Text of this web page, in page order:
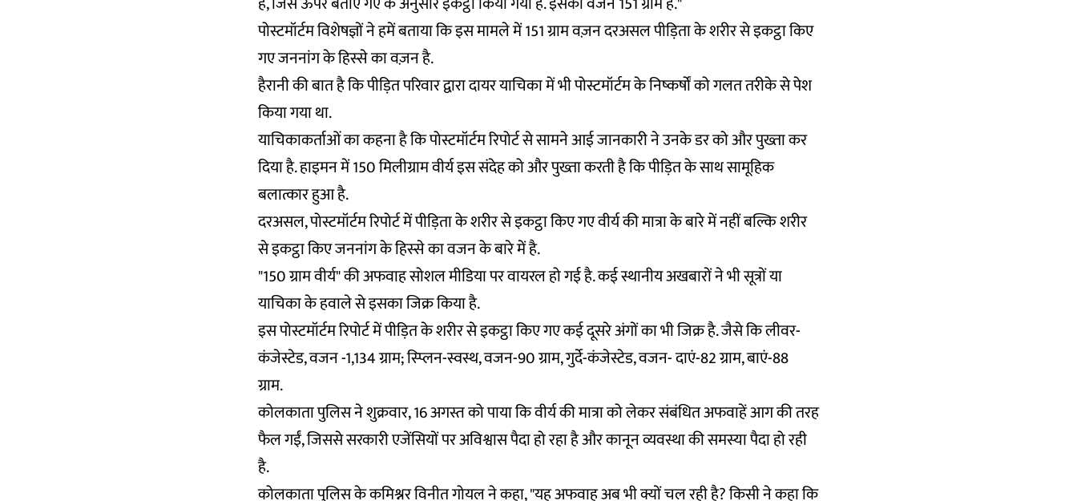
पोस्टमॉर्टम विशेषज्ञों ने हमें बताया कि इस मामले में 151 ग्राम वज़न दरअसल पीड़िता के शरीर से इकट्ठा किए
गए जननांग के हिस्से का वज़न है.
हैरानी की बात है कि पीड़ित परिवार द्वारा दायर याचिका में भी पोस्टमॉर्टम के निष्कर्षों को गलत तरीके से पेश
किया गया था.
याचिकाकर्ताओं का कहना है कि पोस्टमॉर्टम रिपोर्ट से सामने आई जानकारी ने उनके डर को और पुख्ता कर
दिया है. हाइमन में 150 मिलीग्राम वीर्य इस संदेह को और पुख्ता करती है कि पीड़ित के साथ सामूहिक
बलात्कार हुआ है.
दरअसल, पोस्टमॉर्टम रिपोर्ट में पीड़िता के शरीर से इकट्ठा किए गए वीर्य की मात्रा के बारे में नहीं बल्कि शरीर
से इकट्ठा किए जननांग के हिस्से का वजन के बारे में है.
"150 ग्राम वीर्य" की अफवाह सोशल मीडिया पर वायरल हो गई है. कई स्थानीय अखबारों ने भी सूत्रों या
याचिका के हवाले से इसका जिक्र किया है.
इस पोस्टमॉर्टम रिपोर्ट में पीड़ित के शरीर से इकट्ठा किए गए कई दूसरे अंगों का भी जिक्र है. जैसे कि लीवर-
कंजेस्टेड, वजन -1,134 ग्राम; स्प्लिन-स्वस्थ, वजन-90 ग्राम, गुर्दे-कंजेस्टेड, वजन- दाएं-82 ग्राम, बाएं-88
ग्राम.
कोलकाता पुलिस ने शुक्रवार, 16 अगस्त को पाया कि वीर्य की मात्रा को लेकर संबंधित अफवाहें आग की तरह
फैल गईं, जिससे सरकारी एजेंसियों पर अविश्वास पैदा हो रहा है और कानून व्यवस्था की समस्या पैदा हो रही
है.
कोलकाता पुलिस के कमिश्नर विनीत गोयल ने कहा, "यह अफवाह अब भी क्यों चल रही है? किसी ने कहा कि